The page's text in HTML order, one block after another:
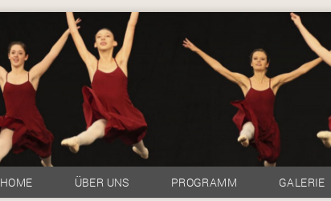
HOME ÜBER UNS PROGRAMM GALERIE